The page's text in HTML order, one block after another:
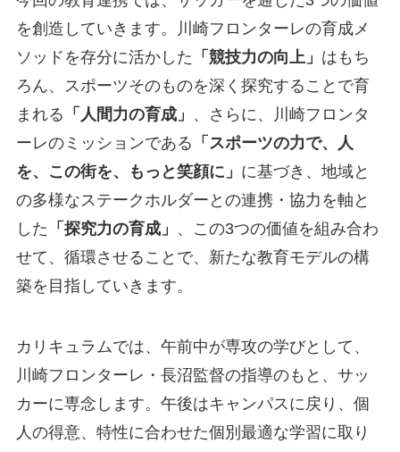
を創造していきます。川崎フロンターレの育成メ
ソッドを存分に活かした 「競技力の向上」 はもち
ろん、スポーツそのものを深く探究することで育
まれる 「人間力の育成」 、さらに、川崎フロンタ
ーレのミッションである 「スポーツの力で、人
を、この街を、もっと笑顔に」 に基づき、地域と
の多様なステークホルダーとの連携・協力を軸と
した 「探究力の育成」 、この3つの価値を組み合わ
せて、循環させることで、新たな教育モデルの構
築を目指していきます。
カリキュラムでは、午前中が専攻の学びとして、
川崎フロンターレ・長沼監督の指導のもと、サッ
カーに専念します。午後はキャンパスに戻り、個
人の得意、特性に合わせた個別最適な学習に取り